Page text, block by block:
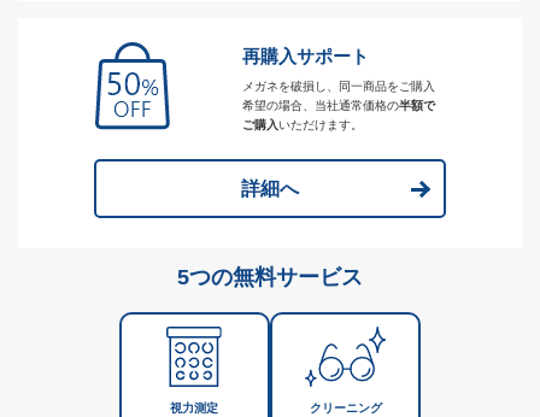
再購入サポート
メガネを破損し、同一商品をご購入
希望の場合、当社通常価格の半額で
ご購入いただけます。
詳細へ
5つの無料サービス
視力測定 クリーニング